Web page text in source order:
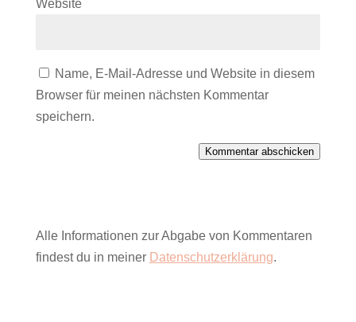
Website
Name, E-Mail-Adresse und Website in diesem
Browser für meinen nächsten Kommentar
speichern.
Kommentar abschicken
Alle Informationen zur Abgabe von Kommentaren
findest du in meiner Datenschutzerklärung.